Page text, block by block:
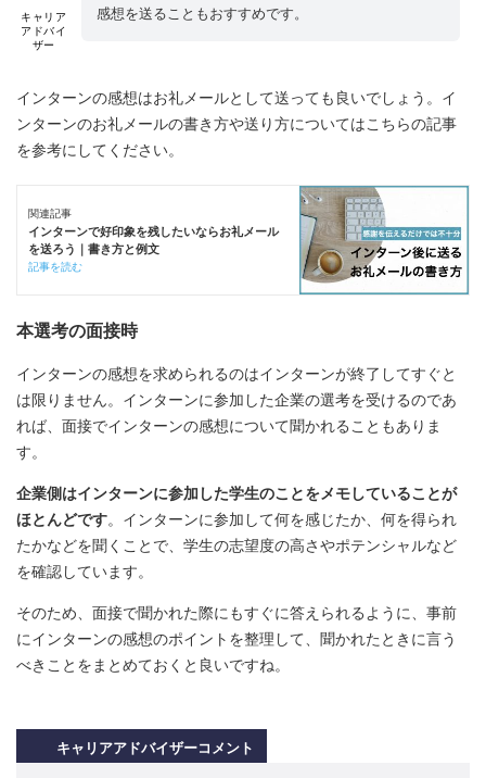
キャリア
アドバイ
ザー
感想を送ることもおすすめです。
インターンの感想はお礼メールとして送っても良いでしょう。イ
ンターンのお礼メールの書き方や送り方についてはこちらの記事
を参考にしてください。
関連記事
インターンで好印象を残したいならお礼メール
を送ろう｜書き方と例文
記事を読む
本選考の面接時
インターンの感想を求められるのはインターンが終了してすぐと
は限りません。インターンに参加した企業の選考を受けるのであ
れば、面接でインターンの感想について聞かれることもありま
す。
企業側はインターンに参加した学生のことをメモしていることが
ほとんどです。インターンに参加して何を感じたか、何を得られ
たかなどを聞くことで、学生の志望度の高さやポテンシャルなど
を確認しています。
そのため、面接で聞かれた際にもすぐに答えられるように、事前
にインターンの感想のポイントを整理して、聞かれたときに言う
べきことをまとめておくと良いですね。
キャリアアドバイザーコメント